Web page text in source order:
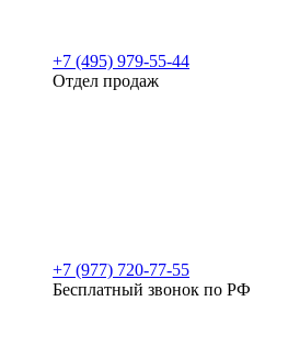
+7 (495) 979-55-44
Отдел продаж
+7 (977) 720-77-55
Бесплатный звонок по РФ